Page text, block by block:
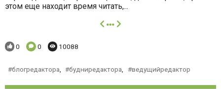
этом еще находит время читать,...
далее
Понравилось:
0 Комментариев:
0 Просмотров:
10088
блогредактора будниредактора ведущийредактор